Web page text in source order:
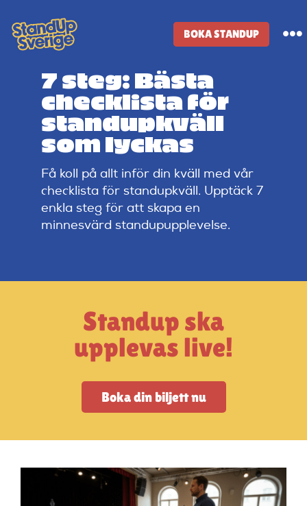
to
content
BOKA STANDUP
Standup-butik
Komiker
Lineup
Tidigare lineup
StandUpSverige PODDEN
Vanliga frågor
7 steg: Bästa
checklista för
standupkväll
som lyckas
Få koll på allt inför din kväll med vår
checklista för standupkväll. Upptäck 7
enkla steg för att skapa en
minnesvärd standupupplevelse.
Standup ska
upplevas live!
Boka din biljett nu